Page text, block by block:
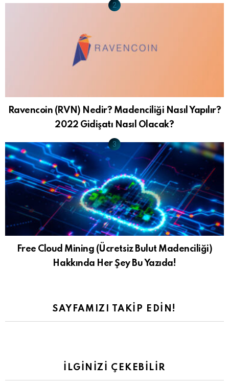
Ravencoin (RVN) Nedir? Madenciliği Nasıl Yapılır?
2022 Gidişatı Nasıl Olacak?
Free Cloud Mining (Ücretsiz Bulut Madenciliği)
Hakkında Her Şey Bu Yazıda!
SAYFAMIZI TAKIP EDIN!
İLGINIZI ÇEKEBILIR